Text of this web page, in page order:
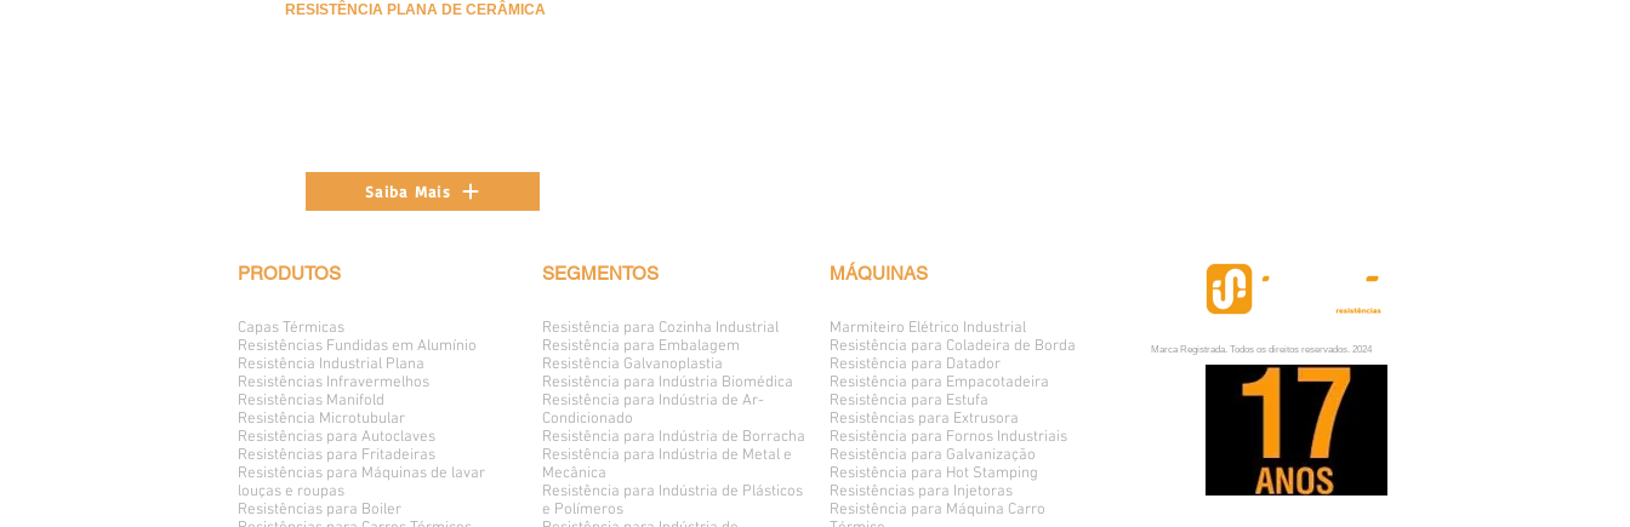
RESISTÊNCIA PLANA DE CERÂMICA
Saiba Mais
PRODUTOS
Capas Térmicas
Resistências Fundidas em Alumínio
Resistência Industrial Plana
Resistências Infravermelhos
Resistências Manifold
Resistência Microtubular
Resistências para Autoclaves
Resistências para Fritadeiras
Resistências para Máquinas de lavar
louças e roupas
Resistências para Boiler
SEGMENTOS
Resistência para Cozinha Industrial
Resistência para Embalagem
Resistência Galvanoplastia
Resistência para Indústria Biomédica
Resistência para Indústria de Ar-
Condicionado
Resistência para Indústria de Borracha
Resistência para Indústria de Metal e
Mecânica
Resistência para Indústria de Plásticos
e Polímeros
MÁQUINAS
Marmiteiro Elétrico Industrial
Resistência para Coladeira de Borda
Resistência para Datador
Resistência para Empacotadeira
Resistência para Estufa
Resistências para Extrusora
Resistência para Fornos Industriais
Resistência para Galvanização
Resistência para Hot Stamping
Resistências para Injetoras
Resistência para Máquina Carro
Marca Registrada. Todos os direitos reservados. 2024